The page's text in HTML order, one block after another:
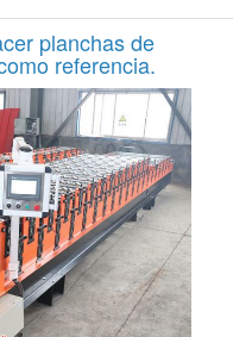
planchas de
referencia.